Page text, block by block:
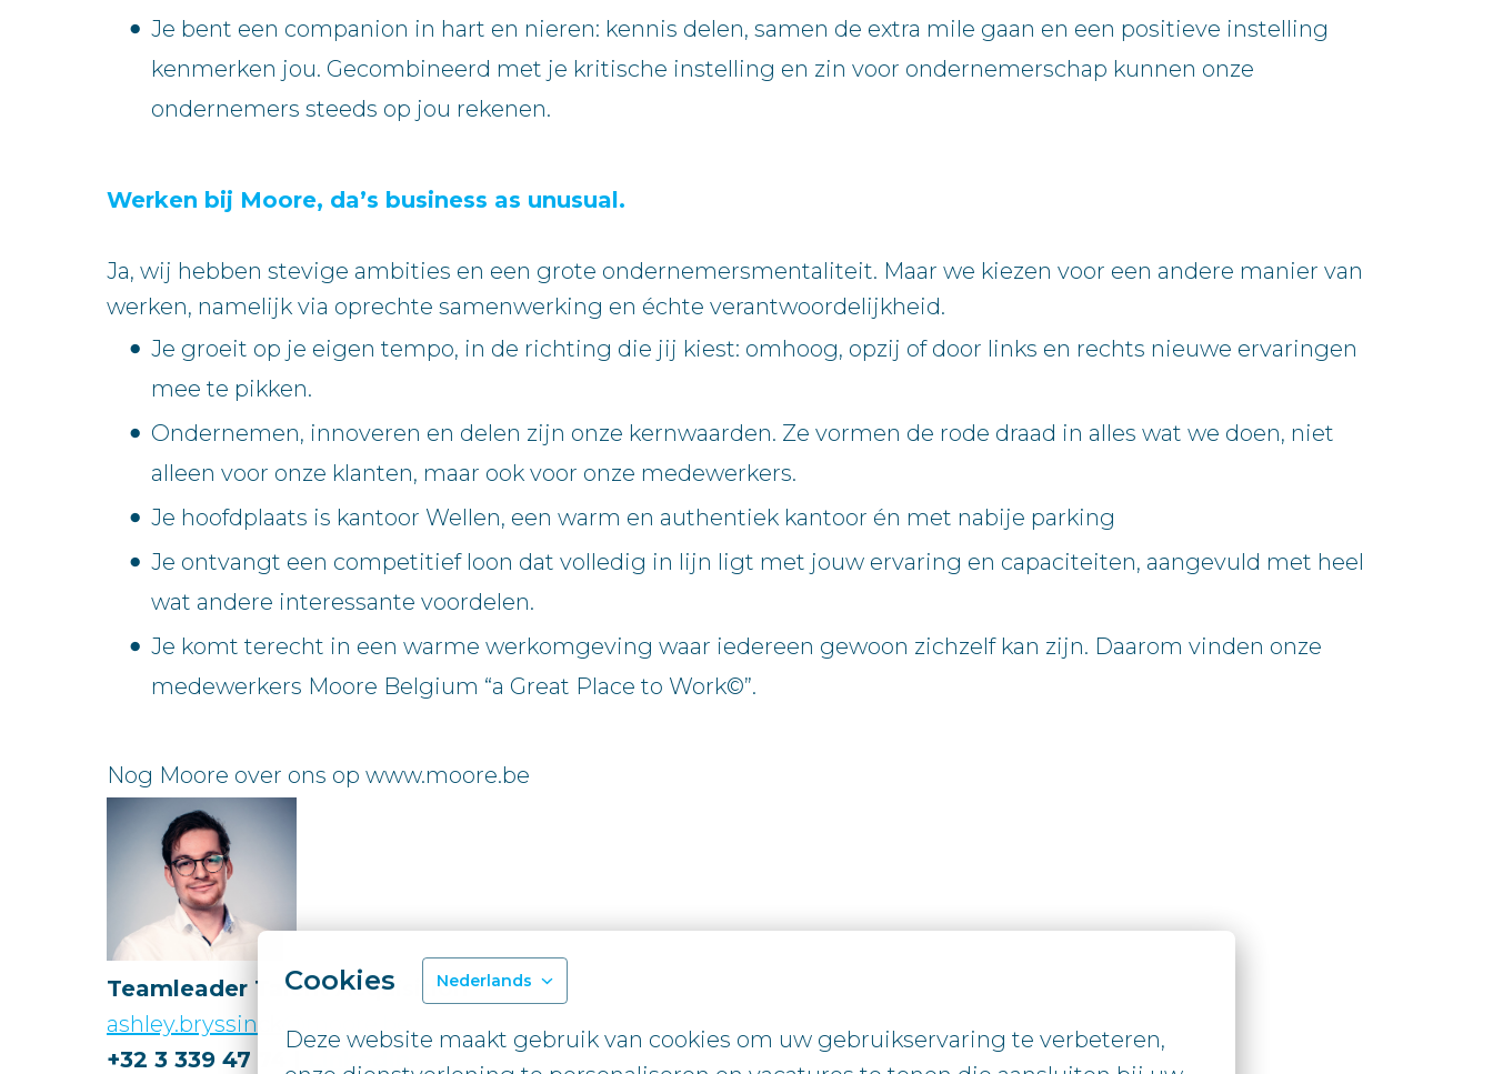
Cookies Nederlands
Deze website maakt gebruik van cookies om uw gebruikservaring te verbeteren,
Je bent een companion in hart en nieren: kennis delen, samen de extra mile gaan en een positieve instelling
kenmerken jou. Gecombineerd met je kritische instelling en zin voor ondernemerschap kunnen onze
ondernemers steeds op jou rekenen.
Werken bij Moore, da’s business as unusual.
Ja, wij hebben stevige ambities en een grote ondernemersmentaliteit. Maar we kiezen voor een andere manier van
werken, namelijk via oprechte samenwerking en échte verantwoordelijkheid.
Je groeit op je eigen tempo, in de richting die jij kiest: omhoog, opzij of door links en rechts nieuwe ervaringen
mee te pikken.
Ondernemen, innoveren en delen zijn onze kernwaarden. Ze vormen de rode draad in alles wat we doen, niet
alleen voor onze klanten, maar ook voor onze medewerkers.
Je hoofdplaats is kantoor Wellen, een warm en authentiek kantoor én met nabije parking
Je ontvangt een competitief loon dat volledig in lijn ligt met jouw ervaring en capaciteiten, aangevuld met heel
wat andere interessante voordelen.
Je komt terecht in een warme werkomgeving waar iedereen gewoon zichzelf kan zijn. Daarom vinden onze
medewerkers Moore Belgium “a Great Place to Work©”.
Nog Moore over ons op www.moore.be
Teamleader Talent Acquisition
ashley.bryssinck@moore.be
+32 3 339 47 74 |
LinkedIn